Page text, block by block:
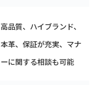
高品質、ハイブランド、
本革、保証が充実、マナ
ーに関する相談も可能